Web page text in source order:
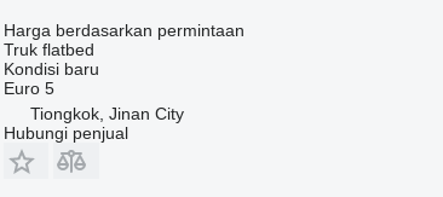
Harga berdasarkan permintaan
Truk flatbed
Kondisibaru
Euro 5
Tiongkok, Jinan City
Hubungi penjual